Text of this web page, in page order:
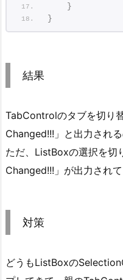
}
}
結果
TabControlのタブを切り
Changed!!!」と出力される
ただ、ListBoxの選択を切
Changed!!!」が出力されて
対策
どうもListBoxの